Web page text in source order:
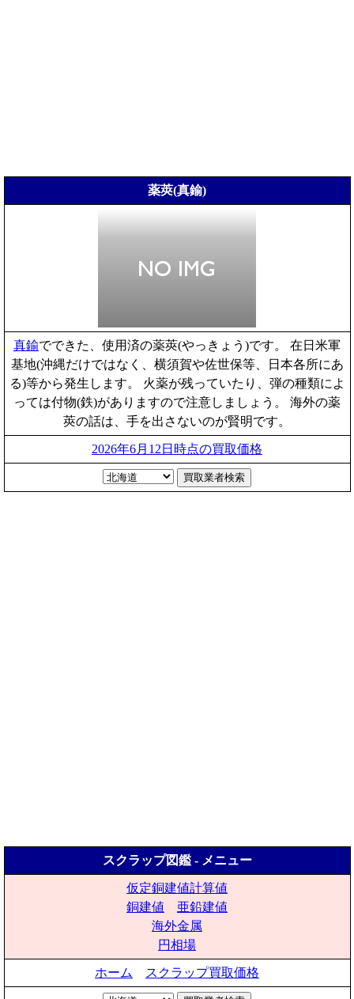
薬莢(真鍮)
真鍮でできた、使用済の薬莢(やっきょう)です。 在日米軍
基地(沖縄だけではなく、横須賀や佐世保等、日本各所にあ
る)等から発生します。 火薬が残っていたり、弾の種類によ
っては付物(鉄)がありますので注意しましょう。 海外の薬
莢の話は、手を出さないのが賢明です。
2026年6月12日時点の買取価格
スクラップ図鑑 - メニュー
仮定銅建値計算値
銅建値
亜鉛建値
海外金属
円相場
ホーム スクラップ買取価格